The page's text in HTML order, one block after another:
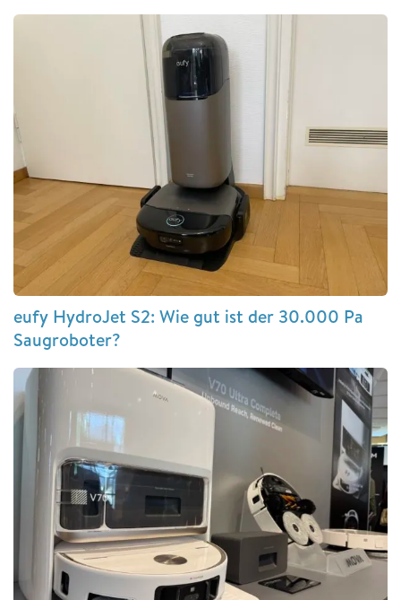
eufy HydroJet S2: Wie gut ist der 30.000 Pa
Saugroboter?